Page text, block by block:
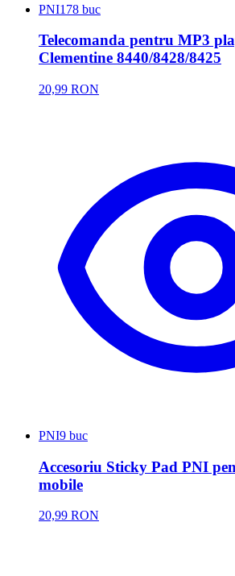
PNI178 buc
Telecomanda pentru MP3
Clementine 8440/8428/8425
20,99 RON
PNI9 buc
Accesoriu Sticky Pad PNI
mobile
20,99 RON